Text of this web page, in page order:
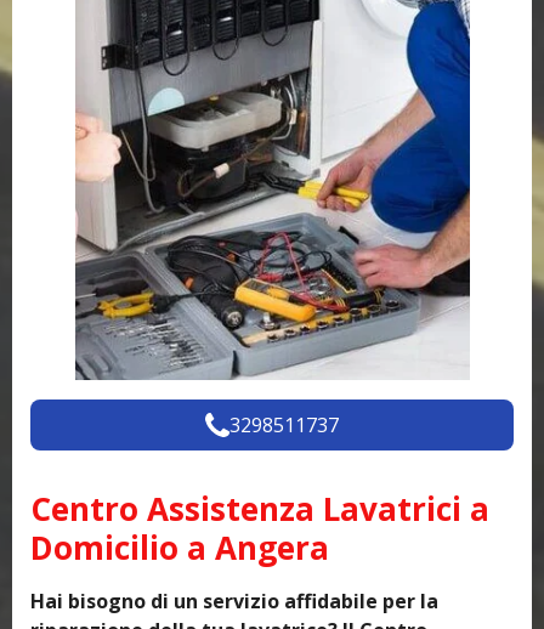
3298511737
Centro Assistenza Lavatrici a
Domicilio a Angera
Hai bisogno di un servizio affidabile per la